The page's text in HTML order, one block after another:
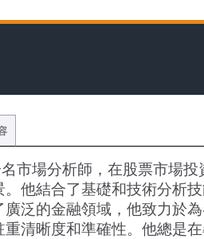
市場分析師，在股票市場
他結合了基礎和技術分析技
泛的金融領域，他致力於
清晰度和準確性。他總是